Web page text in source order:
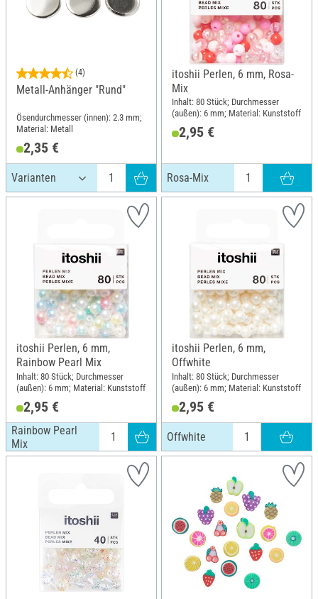
(4)
Metall-Anhänger "Rund"
Ösendurchmesser (innen): 2.3 mm;
Material: Metall
2,35 €
itoshii Perlen, 6 mm, Rosa-
Mix
Inhalt: 80 Stück; Durchmesser
(außen): 6 mm; Material: Kunststoff
2,95 €
Rosa-Mix
itoshii Perlen, 6 mm,
Rainbow Pearl Mix
Inhalt: 80 Stück; Durchmesser
(außen): 6 mm; Material: Kunststoff
2,95 €
Rainbow Pearl
Mix
itoshii Perlen, 6 mm,
Offwhite
Inhalt: 80 Stück; Durchmesser
(außen): 6 mm; Material: Kunststoff
2,95 €
Offwhite